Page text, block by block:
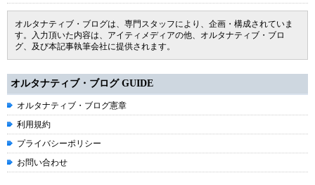
オルタナティブ・ブログは、専門スタッフにより、企画・構成されていま
す。入力頂いた内容は、アイティメディアの他、オルタナティブ・ブロ
グ、及び本記事執筆会社に提供されます。
オルタナティブ・ブログ GUIDE
オルタナティブ・ブログ憲章
利用規約
プライバシーポリシー
お問い合わせ